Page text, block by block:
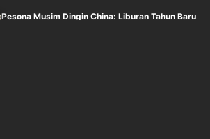
Pesona Musim Dingin China: Liburan Tahun Baru